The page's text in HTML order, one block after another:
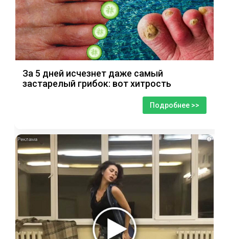
За 5 дней исчезнет даже самый
застарелый грибок: вот хитрость
Подробнее >>
i